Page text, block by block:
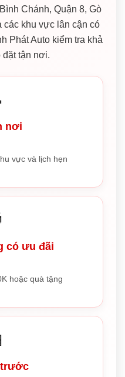
Chánh, Quận 8, Gò
các khu vực lân cận có
Phát Auto kiểm tra khả
đặt tận nơi.
nơi
vực và lịch hẹn
có ưu đãi
hoặc quà tặng
trước